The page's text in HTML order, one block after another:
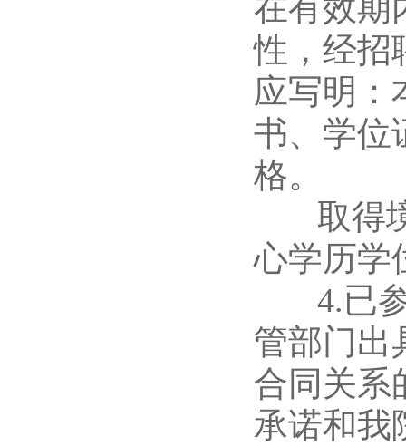
在有效期
性，经招
应写明：
书、学位
格。
取得境
心学历学
4.已参
管部门出
合同关系
承诺和我